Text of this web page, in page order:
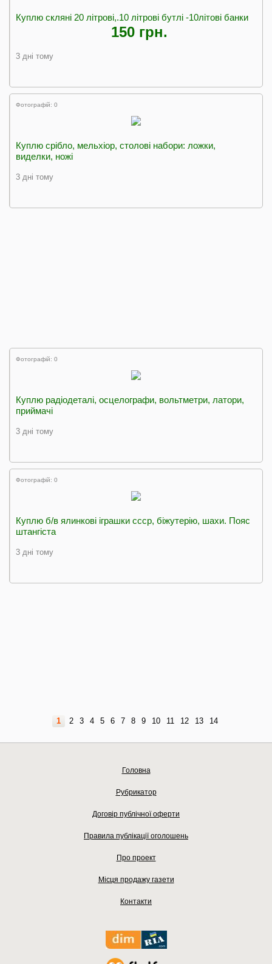
Куплю скляні 20 літрові,.10 літрові бутлі -10літові банки
150 грн.
3 дні тому
Фотографій: 0
Куплю срібло, мельхіор, столові набори: ложки,
виделки, ножі
3 дні тому
Фотографій: 0
Куплю радіодеталі, осцелографи, вольтметри, латори,
приймачі
3 дні тому
Фотографій: 0
Куплю б/в ялинкові іграшки ссср, біжутерію, шахи. Пояс
штангіста
3 дні тому
1 2 3 4 5 6 7 8 9 10 11 12 13 14
Головна
Рубрикатор
Договір публічної оферти
Правила публікації оголошень
Про проект
Місця продажу газети
Контакти